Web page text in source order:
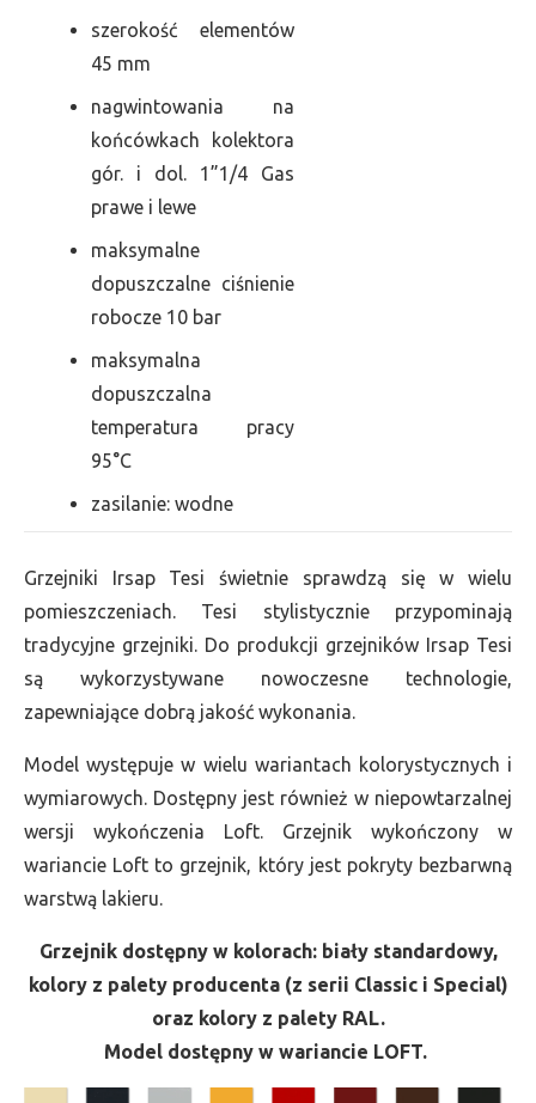
szerokość elementów
45 mm
nagwintowania na
końcówkach kolektora
gór. i dol. 1”1/4 Gas
prawe i lewe
maksymalne
dopuszczalne ciśnienie
robocze 10 bar
maksymalna
dopuszczalna
temperatura pracy
95°C
zasilanie: wodne
Grzejniki Irsap Tesi świetnie sprawdzą się w wielu
pomieszczeniach. Tesi stylistycznie przypominają
tradycyjne grzejniki. Do produkcji grzejników Irsap Tesi
są wykorzystywane nowoczesne technologie,
zapewniające dobrą jakość wykonania.
Model występuje w wielu wariantach kolorystycznych i
wymiarowych. Dostępny jest również w niepowtarzalnej
wersji wykończenia Loft. Grzejnik wykończony w
wariancie Loft to grzejnik, który jest pokryty bezbarwną
warstwą lakieru.
Grzejnik dostępny w kolorach: biały standardowy,
kolory z palety producenta (z serii Classic i Special)
oraz kolory z palety RAL.
Model dostępny w wariancie LOFT.